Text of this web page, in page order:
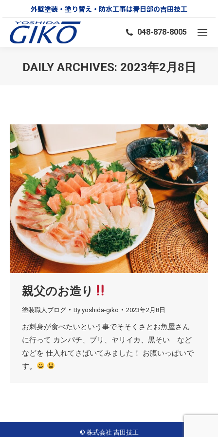
外壁塗装・塗り替え・防水工事は春日部の吉田技工
048-878-8005
DAILY ARCHIVES: 2023年2月8日
親父のお造り
塗装職人ブログ By yoshida-giko 2023年2月8日
お刺身が食べたいという事でそそくさとお魚屋さん
に行って カンパチ、ブリ、ヤリイカ、黒そい など
などを 仕入れてさばいてみました！ お腹いっぱいで
す。
© 株式会社 吉田技工